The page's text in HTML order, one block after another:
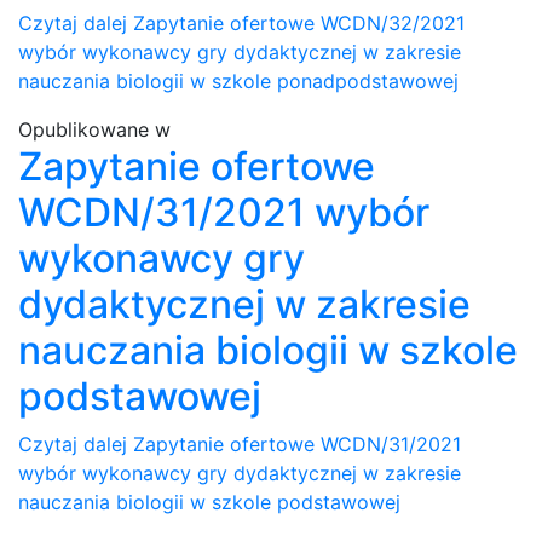
Czytaj dalej Zapytanie ofertowe WCDN/32/2021
wybór wykonawcy gry dydaktycznej w zakresie
nauczania biologii w szkole ponadpodstawowej
Opublikowane w
Zapytanie ofertowe
WCDN/31/2021 wybór
wykonawcy gry
dydaktycznej w zakresie
nauczania biologii w szkole
podstawowej
Czytaj dalej Zapytanie ofertowe WCDN/31/2021
wybór wykonawcy gry dydaktycznej w zakresie
nauczania biologii w szkole podstawowej